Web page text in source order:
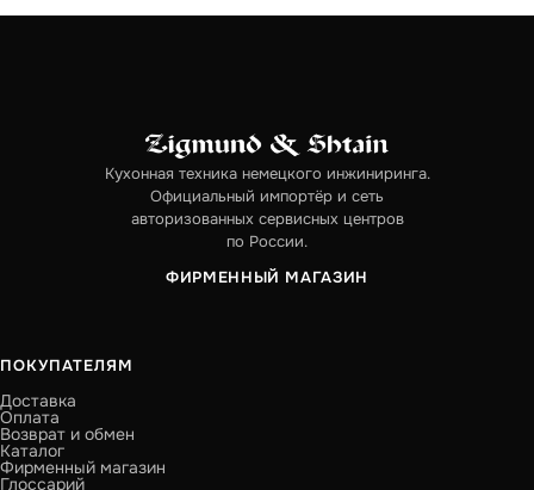
Кухонная техника немецкого инжиниринга.
Официальный импортёр и сеть
авторизованных сервисных центров
по России.
ФИРМЕННЫЙ МАГАЗИН
ПОКУПАТЕЛЯМ
Доставка
Оплата
Возврат и обмен
Каталог
Фирменный магазин
Глоссарий